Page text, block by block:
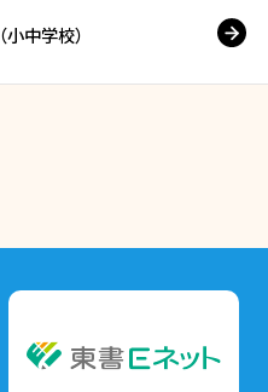
（小中学校）